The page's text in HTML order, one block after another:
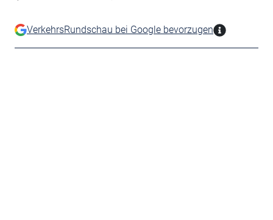
VerkehrsRundschau bei Google bevorzugen